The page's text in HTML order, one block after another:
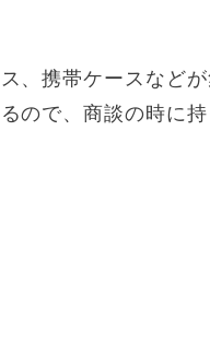
、携帯ケースなどが
ので、商談の時に